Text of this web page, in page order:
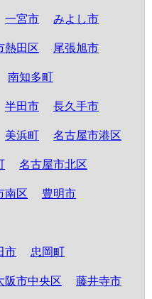
一宮市 みよし市
熱田区 尾張旭市
南知多町
半田市 長久手市
美浜町 名古屋市港区
名古屋市北区
南区 豊明市
市 忠岡町
阪市中央区 藤井寺市